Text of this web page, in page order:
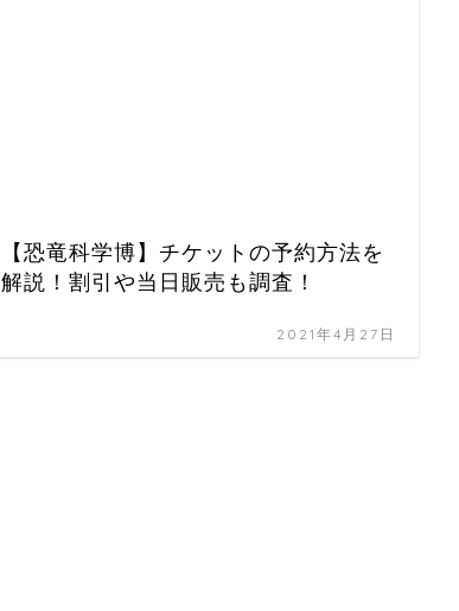
【恐竜科学博】チケットの予約方法を
解説！割引や当日販売も調査！
2021年4月27日